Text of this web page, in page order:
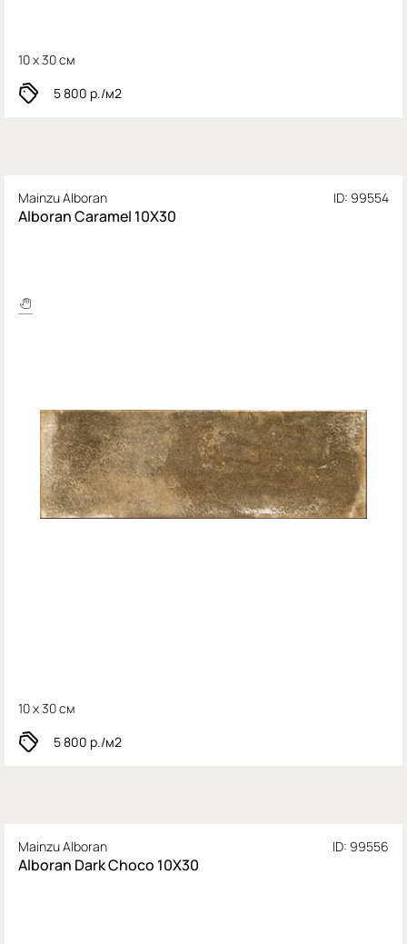
10 x 30 см
5 800 р./м2
Mainzu Alboran ID: 99554
Alboran Caramel 10X30
10 x 30 см
5 800 р./м2
Mainzu Alboran ID: 99556
Alboran Dark Choco 10X30